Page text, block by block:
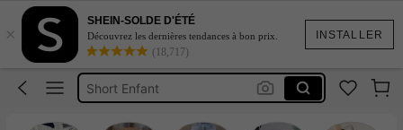
INSTALLER
×
SHEIN-SOLDE D'ÉTÉ
Découvrez les dernières tendances à bon prix.
(18,717)
Short Fille
Short Enfant
Short Adolescente